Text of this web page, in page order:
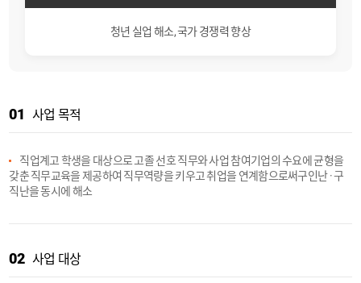
청년 실업 해소,국가 경쟁력 향상
01 사업 목적
직업계고 학생을 대상으로 고졸 선호 직무와 사업 참여기업의 수요에 균형을
갖춘 직무교육을 제공하여 직무역량을 키우고 취업을 연계함으로써구인난 · 구
직난을 동시에 해소
02 사업 대상